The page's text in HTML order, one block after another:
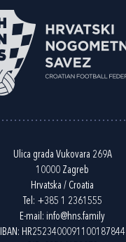
Ulica grada Vukovara 269A
10000 Zagreb
Hrvatska / Croatia
Tel: +385 1 2361555
E-mail: info@hns.family
IBAN: HR2523400091100187844